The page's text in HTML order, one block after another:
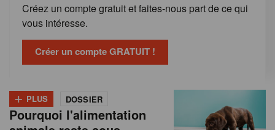
Créez un compte gratuit et faites-nous part de ce qui
vous intéresse.
Créer un compte GRATUIT !
+ PLUS DOSSIER
Pourquoi l'alimentation